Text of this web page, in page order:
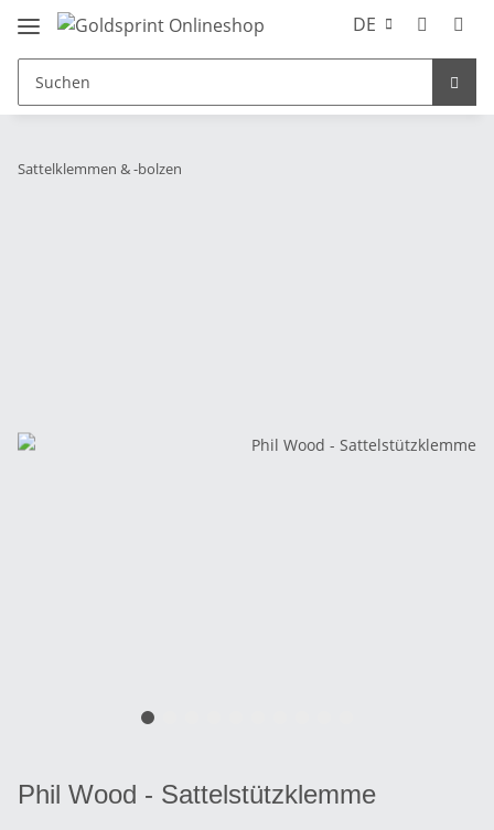
DE
Sattelklemmen & -bolzen
Phil Wood - Sattelstützklemme